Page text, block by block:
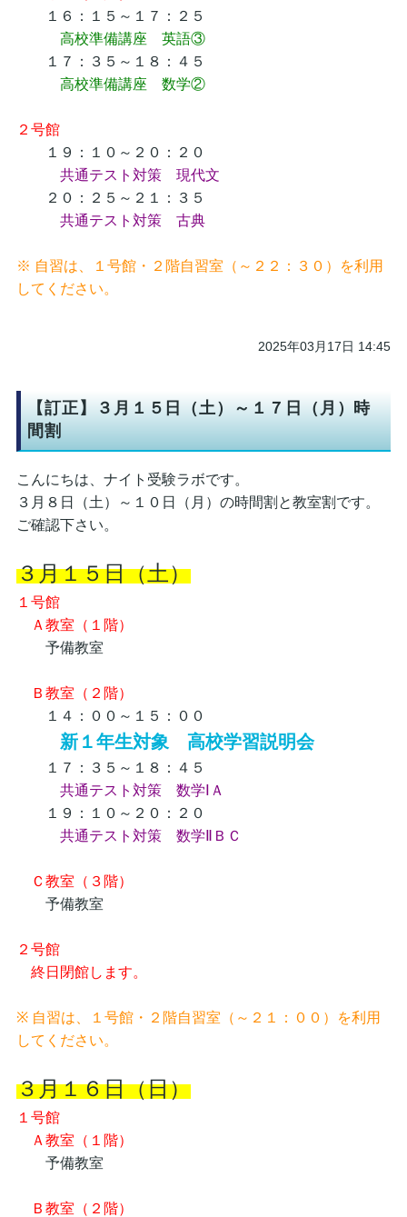
１６：１５～１７：２５
高校準備講座 英語③
１７：３５～１８：４５
高校準備講座 数学②
２号館
１９：１０～２０：２０
共通テスト対策 現代文
２０：２５～２１：３５
共通テスト対策 古典
※ 自習は、１号館・２階自習室（～２２：３０）を利用
してください。
2025年03月17日 14:45
【訂正】３月１５日（土）～１７日（月）時
間割
こんにちは、ナイト受験ラボです。
３月８日（土）～１０日（月）の時間割と教室割です。
ご確認下さい。
３月１５日（土）
１号館
Ａ教室（１階）
予備教室
Ｂ教室（２階）
１４：００～１５：００
新１年生対象 高校学習説明会
１７：３５～１８：４５
共通テスト対策 数学ⅠＡ
１９：１０～２０：２０
共通テスト対策 数学ⅡＢＣ
Ｃ教室（３階）
予備教室
２号館
終日閉館します。
※ 自習は、１号館・２階自習室（～２１：００）を利用
してください。
３月１６日（日）
１号館
Ａ教室（１階）
予備教室
Ｂ教室（２階）